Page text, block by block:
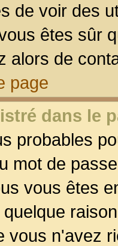
de voir des
êtes sûr
alors de
page
dans le
probables
mot de
vous êtes
vous n'avez